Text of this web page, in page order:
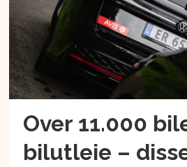
Over 11.000
bilutleie –